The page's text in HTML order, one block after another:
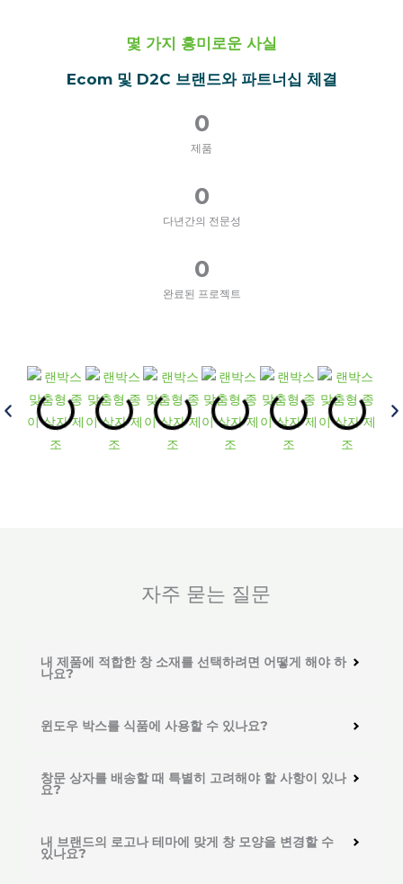
몇 가지 흥미로운 사실
Ecom 및 D2C 브랜드와 파트너십 체결
제품
0
다년간의 전문성
0
완료된 프로젝트
0
자주 묻는 질문
내 제품에 적합한 창 소재를 선택하려면 어떻게 해야 하
나요?
윈도우 박스를 식품에 사용할 수 있나요?
창문 상자를 배송할 때 특별히 고려해야 할 사항이 있나
요?
내 브랜드의 로고나 테마에 맞게 창 모양을 변경할 수
있나요?